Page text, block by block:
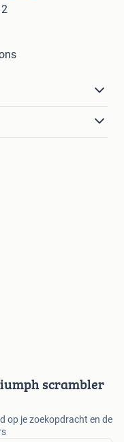
scrambler
op je zoekopdracht en de